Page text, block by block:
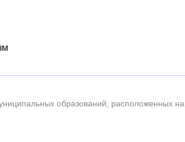
образований, расположенных на